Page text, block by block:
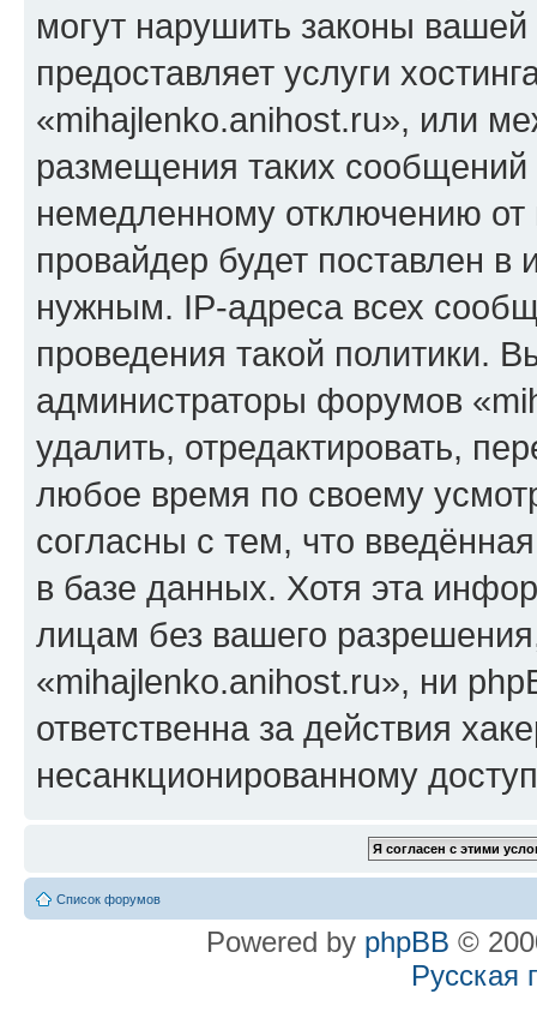
могут нарушить законы
предоставляет услуги
«mihajlenko.anihost.ru», или
размещения таких
немедленному отключению
провайдер будет поставлен в
нужным. IP-адреса всех
проведения такой политики.
администраторы форумов
удалить, отредактировать,
любое время по своему
согласны с тем, что
в базе данных. Хотя эта
лицам без вашего
«mihajlenko.anihost.ru», ни
ответственна за действия
несанкционированному
Список форумов
Powered by phpBB ©
Русская